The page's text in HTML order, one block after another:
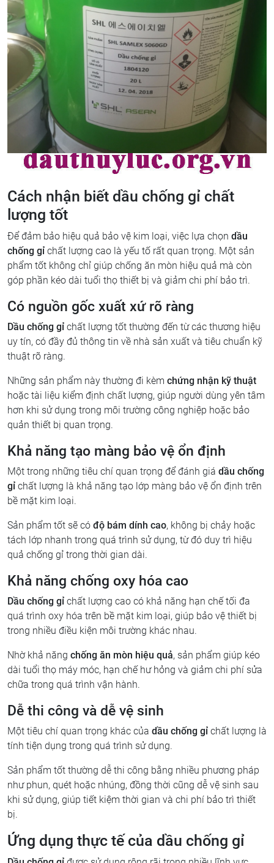
Cách nhận biết dầu chống gỉ chất
lượng tốt
Để đảm bảo hiệu quả bảo vệ kim loại, việc lựa chọn dầu
chống gỉ chất lượng cao là yếu tố rất quan trọng. Một sản
phẩm tốt không chỉ giúp chống ăn mòn hiệu quả mà còn
góp phần kéo dài tuổi thọ thiết bị và giảm chi phí bảo trì.
Có nguồn gốc xuất xứ rõ ràng
Dầu chống gỉ chất lượng tốt thường đến từ các thương hiệu
uy tín, có đầy đủ thông tin về nhà sản xuất và tiêu chuẩn kỹ
thuật rõ ràng.
Những sản phẩm này thường đi kèm chứng nhận kỹ thuật
hoặc tài liệu kiểm định chất lượng, giúp người dùng yên tâm
hơn khi sử dụng trong môi trường công nghiệp hoặc bảo
quản thiết bị quan trọng.
Khả năng tạo màng bảo vệ ổn định
Một trong những tiêu chí quan trọng để đánh giá dầu chống
gỉ chất lượng là khả năng tạo lớp màng bảo vệ ổn định trên
bề mặt kim loại.
Sản phẩm tốt sẽ có độ bám dính cao, không bị chảy hoặc
tách lớp nhanh trong quá trình sử dụng, từ đó duy trì hiệu
quả chống gỉ trong thời gian dài.
Khả năng chống oxy hóa cao
Dầu chống gỉ chất lượng cao có khả năng hạn chế tối đa
quá trình oxy hóa trên bề mặt kim loại, giúp bảo vệ thiết bị
trong nhiều điều kiện môi trường khác nhau.
Nhờ khả năng chống ăn mòn hiệu quả, sản phẩm giúp kéo
dài tuổi thọ máy móc, hạn chế hư hỏng và giảm chi phí sửa
chữa trong quá trình vận hành.
Dễ thi công và dễ vệ sinh
Một tiêu chí quan trọng khác của dầu chống gỉ chất lượng là
tính tiện dụng trong quá trình sử dụng.
Sản phẩm tốt thường dễ thi công bằng nhiều phương pháp
như phun, quét hoặc nhúng, đồng thời cũng dễ vệ sinh sau
khi sử dụng, giúp tiết kiệm thời gian và chi phí bảo trì thiết
bị.
Ứng dụng thực tế của dầu chống gỉ